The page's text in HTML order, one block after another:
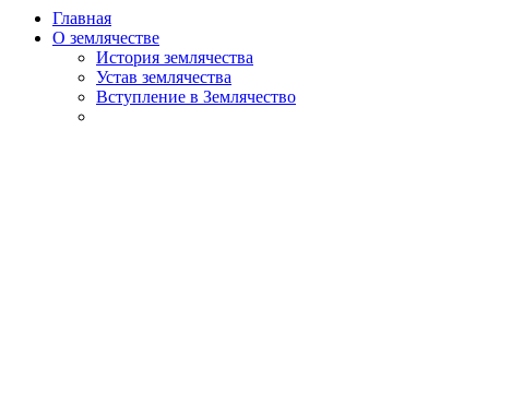
Главная
О землячестве
История землячества
Устав землячества
Вступление в Землячество